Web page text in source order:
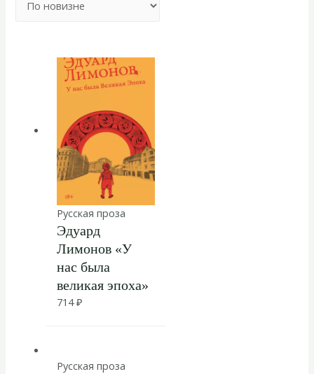
Русская проза
Эдуард
Лимонов «У
нас была
великая эпоха»
714₽
Русская проза